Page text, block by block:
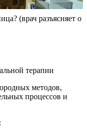
(врач разъясняет о
методов,
процессов и